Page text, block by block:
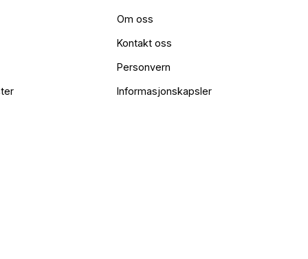
Om oss
Kontakt oss
Personvern
Informasjonskapsler